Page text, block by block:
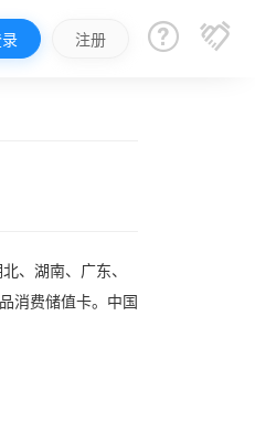
注册  
、湖南、广东、
消费储值卡。中国